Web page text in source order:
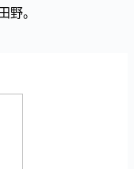
野。